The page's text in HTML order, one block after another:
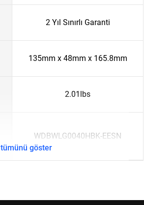
2 Yıl Sınırlı Garanti
135mm x 48mm x 165.8mm
2.01lbs
WDBWLG0040HBK-EESN
tümünü göster